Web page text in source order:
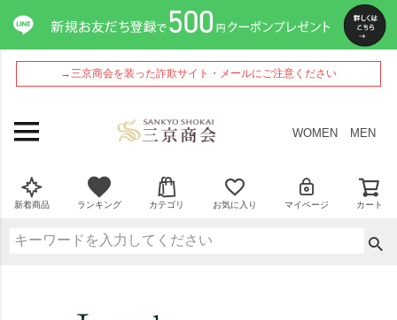
→三京商会を装った詐欺サイト・メールにご注意ください
WOMEN MEN
新着商品 ランキング カテゴリ お気に入り マイページ カート